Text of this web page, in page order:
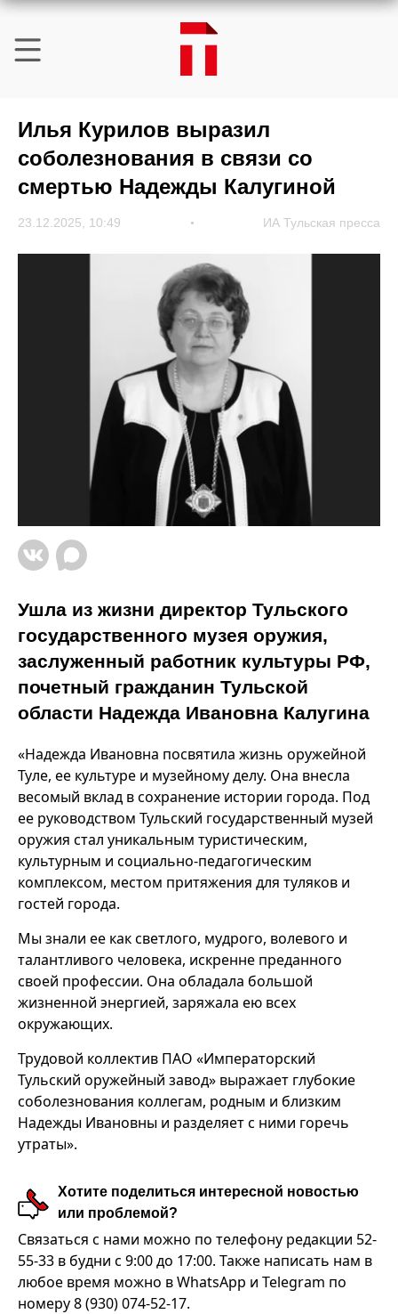
Илья Курилов выразил
соболезнования в связи со
смертью Надежды Калугиной
23.12.2025, 10:49 ИА Тульская пресса
Ушла из жизни директор Тульского
государственного музея оружия,
заслуженный работник культуры РФ,
почетный гражданин Тульской
области Надежда Ивановна Калугина
«Надежда Ивановна посвятила жизнь оружейной
Туле, ее культуре и музейному делу. Она внесла
весомый вклад в сохранение истории города. Под
ее руководством Тульский государственный музей
оружия стал уникальным туристическим,
культурным и социально-педагогическим
комплексом, местом притяжения для туляков и
гостей города.
Мы знали ее как светлого, мудрого, волевого и
талантливого человека, искренне преданного
своей профессии. Она обладала большой
жизненной энергией, заряжала ею всех
окружающих.
Трудовой коллектив ПАО «Императорский
Тульский оружейный завод» выражает глубокие
соболезнования коллегам, родным и близким
Надежды Ивановны и разделяет с ними горечь
утраты».
Хотите поделиться интересной новостью
или проблемой?
Связаться с нами можно по телефону редакции 52-
55-33 в будни с 9:00 до 17:00. Также написать нам в
любое время можно в WhatsApp и Telegram по
номеру 8 (930) 074-52-17.